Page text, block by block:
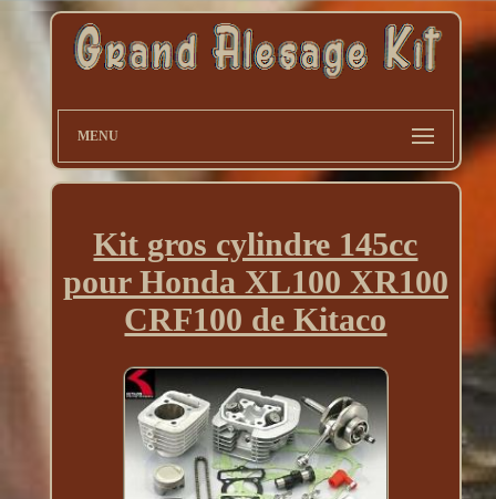
MENU
Kit gros cylindre 145cc
pour Honda XL100 XR100
CRF100 de Kitaco